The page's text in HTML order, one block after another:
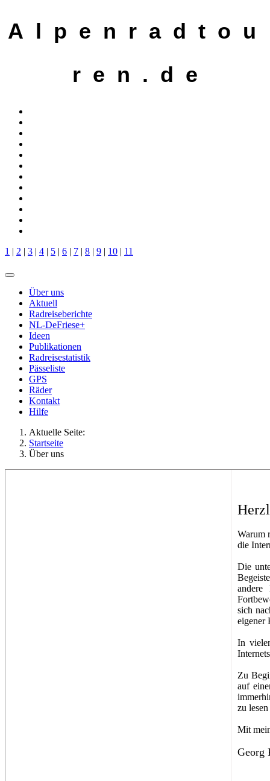
A l p e n r a d t o u
r e n . d e
1 | 2 | 3 | 4 | 5 | 6 | 7 | 8 | 9 | 10 | 11
Über uns
Aktuell
Radreiseberichte
NL-DeFriese+
Ideen
Publikationen
Radreisestatistik
Pässeliste
GPS
Räder
Kontakt
Hilfe
Aktuelle Seite:
Startseite
Über uns
Warum
die
Die
sich
eigener
In
Zu
auf
zu
Mit
Georg